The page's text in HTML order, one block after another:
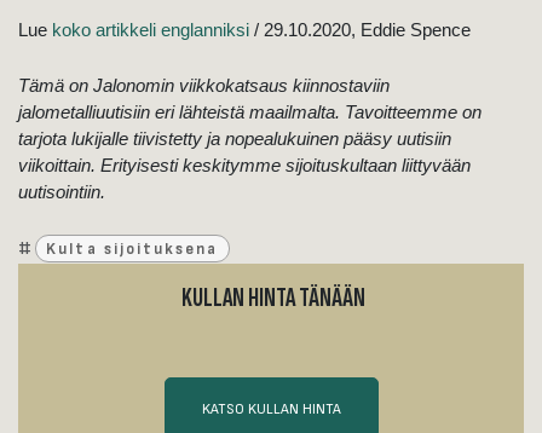
Lue koko artikkeli englanniksi / 29.10.2020, Eddie Spence
Tämä on Jalonomin viikkokatsaus kiinnostaviin
jalometalliuutisiin eri lähteistä maailmalta. Tavoitteemme on
tarjota lukijalle tiivistetty ja nopealukuinen pääsy uutisiin
viikoittain. Erityisesti keskitymme sijoituskultaan liittyvään
uutisointiin.
# Kulta sijoituksena
KULLAN HINTA TÄNÄÄN
KATSO KULLAN HINTA